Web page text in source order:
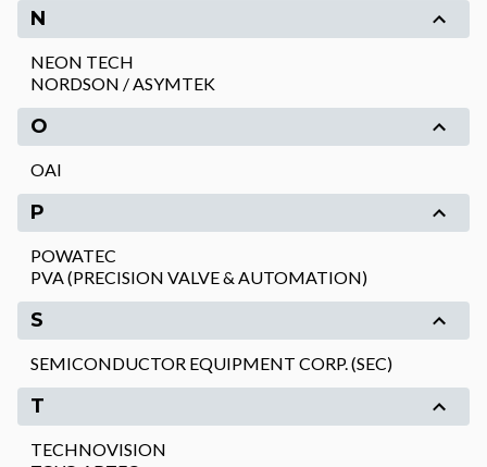
N
NEON TECH
NORDSON / ASYMTEK
O
OAI
P
POWATEC
PVA (PRECISION VALVE & AUTOMATION)
S
SEMICONDUCTOR EQUIPMENT CORP. (SEC)
T
TECHNOVISION